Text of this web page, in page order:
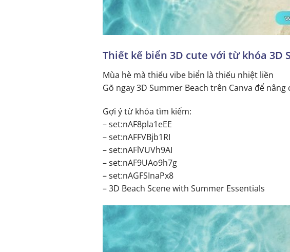
Thiết kế biển 3D cute với từ khóa 3D
Mùa hè mà thiếu vibe biển là thiếu nhiệt liền
Gõ ngay 3D Summer Beach trên Canva để nâng
Gợi ý từ khóa tìm kiếm:
– set:nAF8pla1eEE
– set:nAFFVBjb1RI
– set:nAFlVUVh9AI
– set:nAF9UAo9h7g
– set:nAGFSInaPx8
– 3D Beach Scene with Summer Essentials